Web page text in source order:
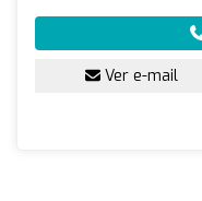
Ver e-mail